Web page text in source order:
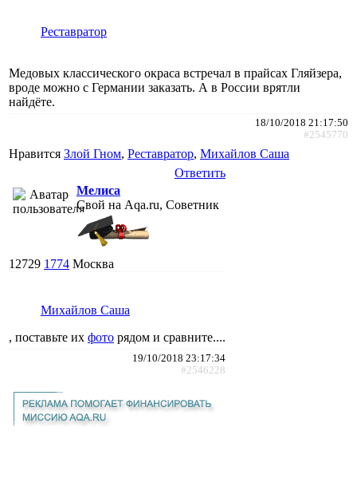
Реставратор
Медовых классического окраса встречал в прайсах Гляйзера,
вроде можно с Германии заказать. А в России врятли
найдёте.
18/10/2018 21:17:50
#2545770
Нравится Злой Гном, Реставратор, Михайлов Саша
Ответить
Мелиса
Свой на Aqa.ru, Советник
12729 1774 Москва
Михайлов Саша
, поставьте их фото рядом и сравните....
19/10/2018 23:17:34
#2546228